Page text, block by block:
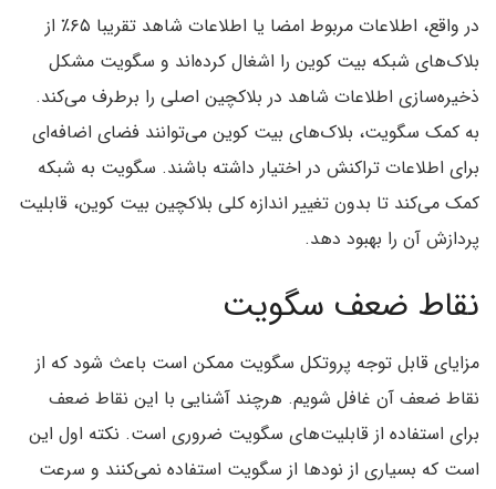
در واقع، اطلاعات مربوط امضا یا اطلاعات شاهد تقریبا ۶۵٪ از
بلاک‌های شبکه بیت کوین را اشغال کرده‌اند و سگویت مشکل
ذخیره‌سازی اطلاعات شاهد در بلاکچین اصلی را برطرف می‌کند.
به کمک سگویت، بلاک‌های بیت کوین می‌توانند فضای اضافه‌ای
برای اطلاعات تراکنش در اختیار داشته باشند. سگویت به شبکه
کمک می‌کند تا بدون تغییر اندازه کلی بلاکچین بیت کوین، قابلیت
پردازش آن را بهبود دهد.
نقاط ضعف سگویت
مزایای قابل توجه پروتکل سگویت ممکن است باعث شود که از
نقاط ضعف آن غافل شویم. هرچند آشنایی با این نقاط ضعف
برای استفاده از قابلیت‌های سگویت ضروری است. نکته اول این
است که بسیاری از نودها از سگویت استفاده نمی‌کنند و سرعت